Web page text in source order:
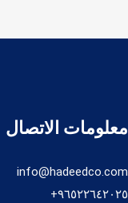
معلومات الاتصال
info@hadeedco.com
٩٦٥٢٢٦٤٢٠٢٥+